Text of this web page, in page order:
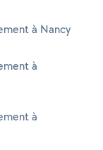
à Nancy
à
à